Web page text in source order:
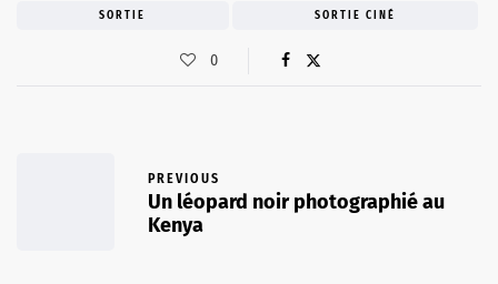
SORTIE SORTIE CINÉ
0
PREVIOUS
Un léopard noir photographié au
Kenya